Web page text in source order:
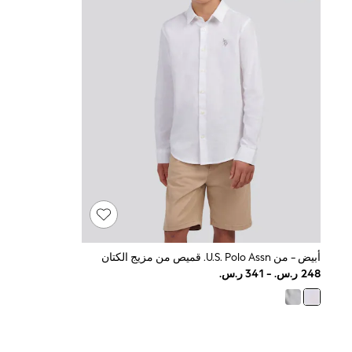
Sandals & Sliders
Jumpsuits & Playsuits
Shorts & Skirts
Sun Hats & Caps
Sunglasses
Women's Holiday Shop
Women's Travel Styles
Occasionwear
Linen Collection
Tops & T-Shirts
Cover Ups & Kaftans
Swimwear
Jumpsuits & Playsuits
Beachwear
Skirts
Trousers
Sunglasses
أبيض - من U.s. Polo Assn. قميص من مزيج الكتان